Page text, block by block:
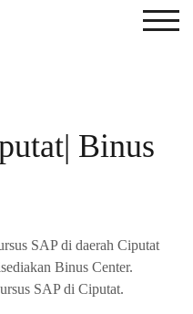
Binus
SAP di daerah Ciputat
Binus Center.
SAP di Ciputat.